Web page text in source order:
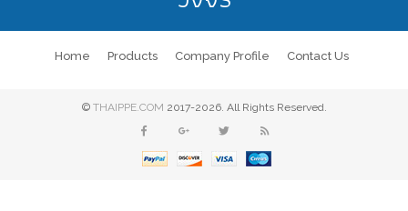
Home Products Company Profile Contact Us
© THAIPPE.COM 2017-2026. All Rights Reserved.